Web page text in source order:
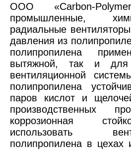
OOO «Carbon-
промышленные,
радиальные
давления из
полипропилена
вытяжной, так и для
вентиляционной
полипропилена
паров кислот и
производственных
коррозионная
использовать
полипропилена в цехах